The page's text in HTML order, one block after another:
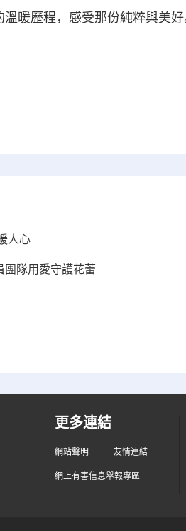
歷程，感受那份純粹與美好
人心
團隊用愛守護花蕾
更多連結
網站聲明 友情連結
網上有害信息舉報專區